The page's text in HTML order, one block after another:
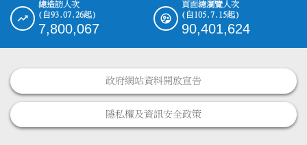
總造訪人次
(自93.07.26起)
7,800,067
頁面總瀏覽人次
(自105.7.15起)
90,401,624
政府網站資料開放宣告
隱私權及資訊安全政策